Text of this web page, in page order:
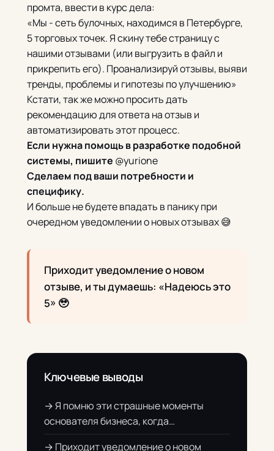
промта, ввести в курс дела:
«Мы - сеть булочных, находимся в Петербурге,
5 торговых точек. Я скину тебе страницу с
нашими отзывами (или выгрузить в файл и
прикрепить его). Проанализируй отзывы, выяви
тренды, проблемы и гипотезы по улучшению»
Кстати, так же можно просить дать
рекомендацию для ответа на отзыв и
автоматизировать этот процесс.
Если нужна помощь в разработке подобной
системы, пишите @yurione
Сделаем под ваши потребности и
специфику.
И больше не будете впадать в панику при
очередном уведомлении о новых отзывах 😅
Приходит уведомление о новом
отзыве, и ты думаешь: «Надеюсь это
5» 🥹
Ключевые выводы
→ Я помню эти страшные моменты
основателя бизнеса, когда…
→ Приходит уведомление о новом